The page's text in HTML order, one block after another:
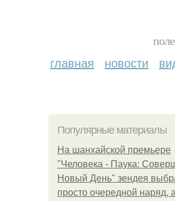
главная новости
Популярные материалы
На шанхайской премьере
"Человека - Паука:
Новый День" зендея
просто очередной наряд, а